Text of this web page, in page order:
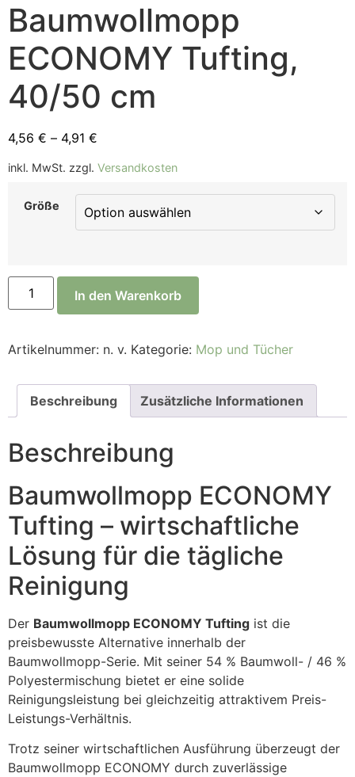
Baumwollmopp
ECONOMY Tufting,
40/50 cm
4,56 € – 4,91 €
inkl. MwSt. zzgl. Versandkosten
Größe
In den Warenkorb
Artikelnummer: n. v. Kategorie: Mop und Tücher
Beschreibung Zusätzliche Informationen
Beschreibung
Baumwollmopp ECONOMY
Tufting – wirtschaftliche
Lösung für die tägliche
Reinigung
Der Baumwollmopp ECONOMY Tufting ist die
preisbewusste Alternative innerhalb der
Baumwollmopp-Serie. Mit seiner 54 % Baumwoll- / 46 %
Polyestermischung bietet er eine solide
Reinigungsleistung bei gleichzeitig attraktivem Preis-
Leistungs-Verhältnis.
Trotz seiner wirtschaftlichen Ausführung überzeugt der
Baumwollmopp ECONOMY durch zuverlässige